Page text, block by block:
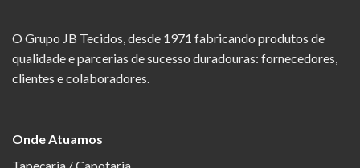
O Grupo JB Tecidos, desde 1971 fabricando produtos de
qualidade e parcerias de sucesso duradouras: fornecedores,
clientes e colaboradores.
Onde Atuamos